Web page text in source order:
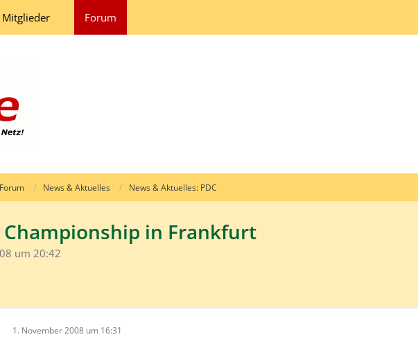
Mitglieder Forum
News & Aktuelles News & Aktuelles: PDC
Championship in Frankfurt
um 20:42
1. November 2008 um 16:31